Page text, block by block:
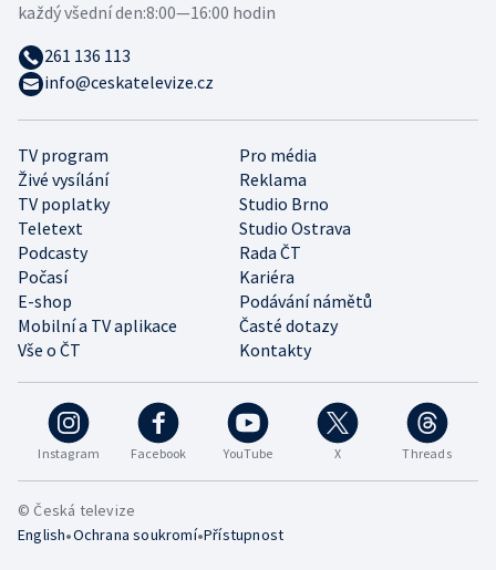
Instagram Facebook YouTube X Threads
TV program
Pro média
Živé vysílání
Reklama
TV poplatky
Studio Brno
Teletext
Studio Ostrava
Podcasty
Rada ČT
Počasí
Kariéra
E-shop
Podávání námětů
Mobilní a TV aplikace
Časté dotazy
Vše o ČT
Kontakty
každý všední den:8:00—16:00 hodin
261 136 113
info@ceskatelevize.cz
© Česká televize
English•Ochrana soukromí•Přístupnost